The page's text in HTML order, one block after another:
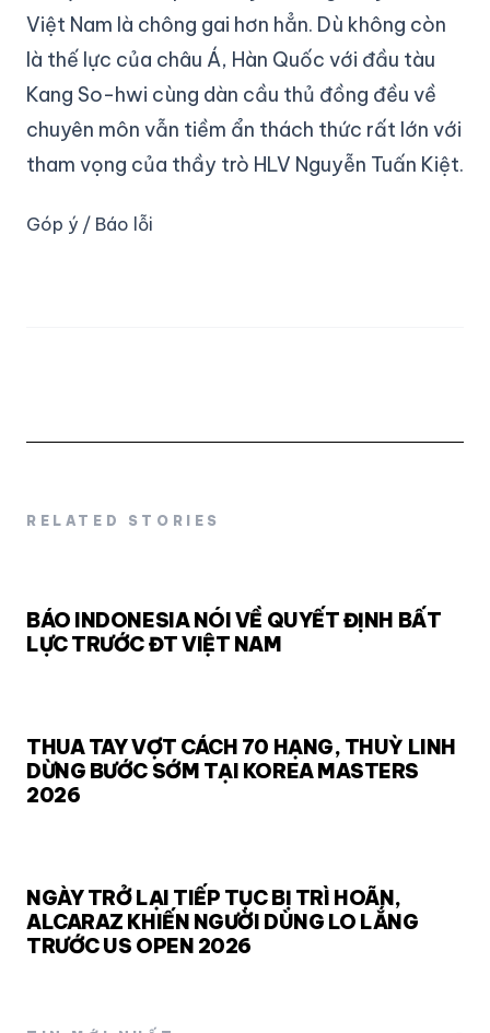
Việt Nam là chông gai hơn hẳn. Dù không còn
là thế lực của châu Á, Hàn Quốc với đầu tàu
Kang So-hwi cùng dàn cầu thủ đồng đều về
chuyên môn vẫn tiềm ẩn thách thức rất lớn với
tham vọng của thầy trò HLV Nguyễn Tuấn Kiệt.
Góp ý / Báo lỗi
RELATED STORIES
BÁO INDONESIA NÓI VỀ QUYẾT ĐỊNH BẤT
LỰC TRƯỚC ĐT VIỆT NAM
THUA TAY VỢT CÁCH 70 HẠNG, THUỲ LINH
DỪNG BƯỚC SỚM TẠI KOREA MASTERS
2026
NGÀY TRỞ LẠI TIẾP TỤC BỊ TRÌ HOÃN,
ALCARAZ KHIẾN NGƯỜI DÙNG LO LẮNG
TRƯỚC US OPEN 2026